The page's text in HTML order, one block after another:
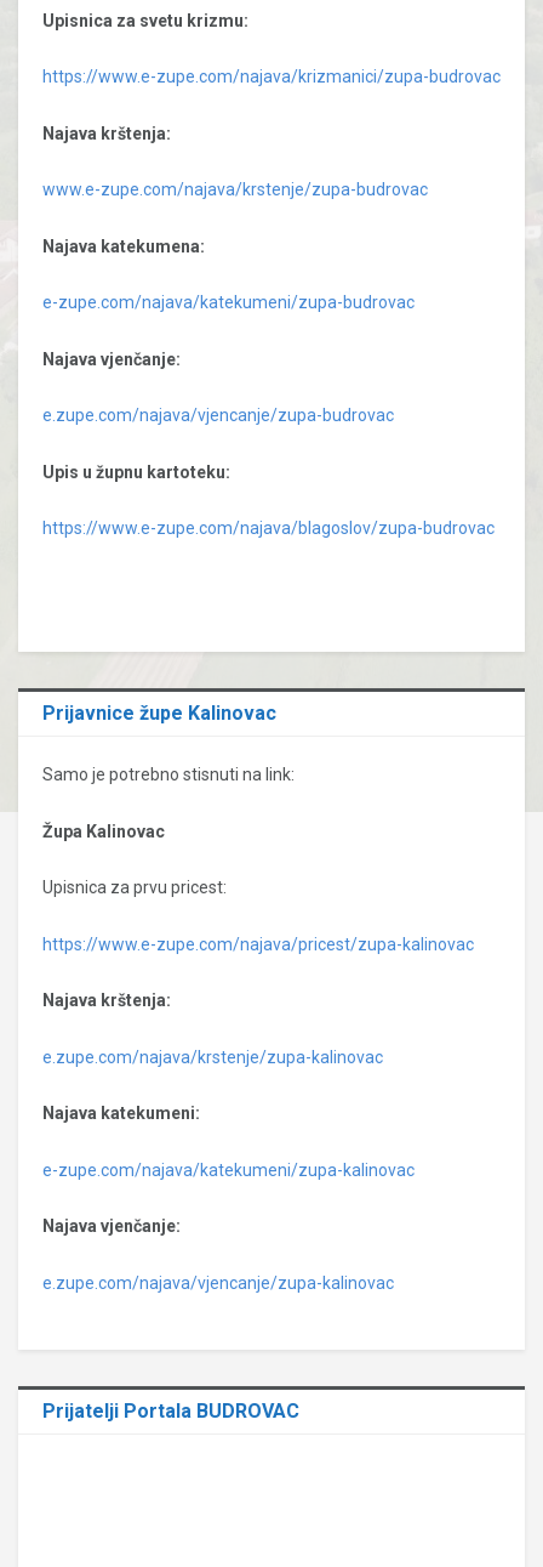
Upisnica za svetu krizmu:
https://www.e-zupe.com/najava/krizmanici/zupa-budrovac
Najava krštenja:
www.e-zupe.com/najava/krstenje/zupa-budrovac
Najava katekumena:
e-zupe.com/najava/katekumeni/zupa-budrovac
Najava vjenčanje:
e.zupe.com/najava/vjencanje/zupa-budrovac
Upis u župnu kartoteku:
https://www.e-zupe.com/najava/blagoslov/zupa-budrovac
Prijavnice župe Kalinovac
Samo je potrebno stisnuti na link:
Župa Kalinovac
Upisnica za prvu pricest:
https://www.e-zupe.com/najava/pricest/zupa-kalinovac
Najava krštenja:
e.zupe.com/najava/krstenje/zupa-kalinovac
Najava katekumeni:
e-zupe.com/najava/katekumeni/zupa-kalinovac
Najava vjenčanje:
e.zupe.com/najava/vjencanje/zupa-kalinovac
Prijatelji Portala BUDROVAC